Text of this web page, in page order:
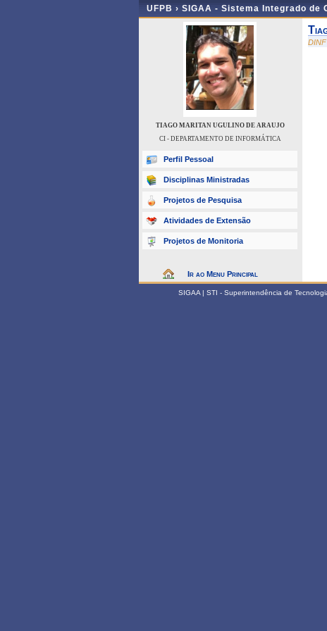
UFPB › SIGAA - Sistema Integrado de
TIAGO MARITAN UGULINO DE ARAUJO
CI - DEPARTAMENTO DE INFORMÁTICA
Perfil Pessoal
Disciplinas Ministradas
Projetos de Pesquisa
Atividades de Extensão
Projetos de Monitoria
Ir ao Menu Principal
SIGAA | STI - Superintendência de